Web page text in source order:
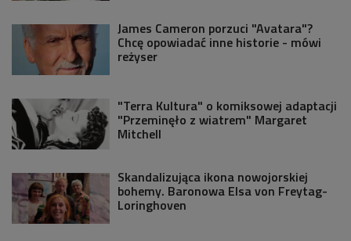
James Cameron porzuci "Avatara"?
Chcę opowiadać inne historie - mówi
reżyser
"Terra Kultura" o komiksowej adaptacji
"Przeminęło z wiatrem" Margaret
Mitchell
Skandalizująca ikona nowojorskiej
bohemy. Baronowa Elsa von Freytag-
Loringhoven